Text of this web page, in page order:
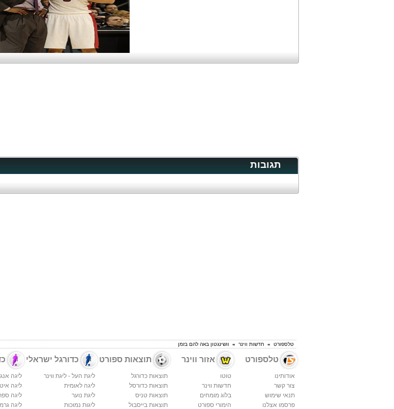
תגובות
טלספורט » חדשות ווינר » וושינגטון באה להם בזמן
טלספורט
אודותינו
צור קשר
תנאי שימוש
פרסמו אצלנו
אזור ווינר
טוטו
חדשות ווינר
בלוג מומחים
הימורי ספורט
תוצאות ספורט
תוצאות כדורגל
תוצאות כדורסל
תוצאות טניס
תוצאות בייסבול
כדורגל ישראלי
ליגת העל - ליגת ווינר
ליגה לאומית
ליגת נוער
ליגות נמוכות
ליגה
ליגה
ליגה
ליגה